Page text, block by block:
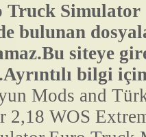
Truck
bulunan
siteye
bilgi
Mods and
2,18 WOS